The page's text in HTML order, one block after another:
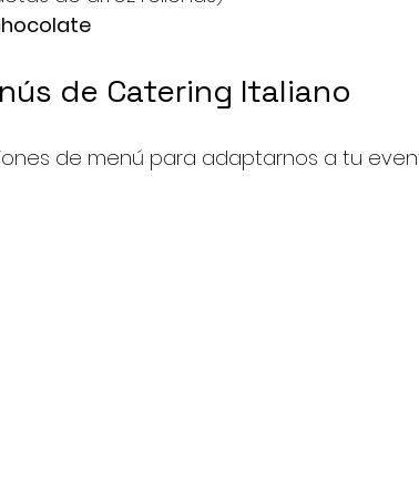
de Catering Italiano
de menú para adaptarnos a tu